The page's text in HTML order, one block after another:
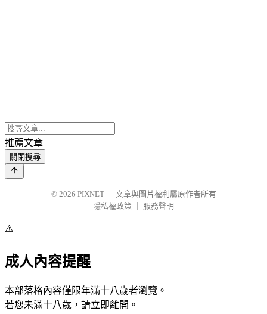
推薦文章
關閉搜尋
© 2026 PIXNET
文章與圖片權利屬原作者所有
隱私權政策
服務聲明
⚠️
成人內容提醒
本部落格內容僅限年滿十八歲者瀏覽。
若您未滿十八歲，請立即離開。